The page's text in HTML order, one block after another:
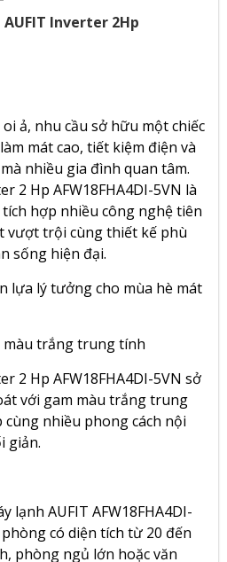
Inverter 2Hp
ả, nhu cầu sở hữu một chiếc
mát cao, tiết kiệm điện và
nhiều gia đình quan tâm.
2 Hp AFW18FHA4DI-5VN là
hợp nhiều công nghệ tiên
vượt trội cùng thiết kế phù
sống hiện đại.
lựa lý tưởng cho mùa hè mát
màu trắng trung tính
2 Hp AFW18FHA4DI-5VN sở
với gam màu trắng trung
nhiều phong cách nội
giản.
lạnh AUFIT AFW18FHA4DI-
có diện tích từ 20 đến
phòng ngủ lớn hoặc văn